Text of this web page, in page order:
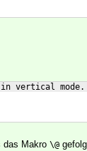
vertical mode.
das Makro \@